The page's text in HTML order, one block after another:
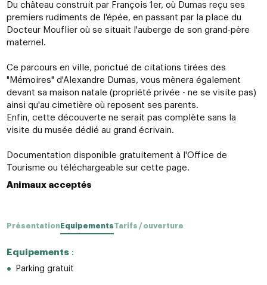
Du château construit par François 1er, où Dumas reçu ses
premiers rudiments de l'épée, en passant par la place du
Docteur Mouflier où se situait l'auberge de son grand-père
maternel.
Ce parcours en ville, ponctué de citations tirées des
"Mémoires" d'Alexandre Dumas, vous mènera également
devant sa maison natale (propriété privée - ne se visite pas)
ainsi qu'au cimetière où reposent ses parents.
Enfin, cette découverte ne serait pas complète sans la
visite du musée dédié au grand écrivain.
Documentation disponible gratuitement à l'Office de
Tourisme ou téléchargeable sur cette page.
Animaux acceptés
PrésentationEquipementsTarifs / ouverture
Equipements:
Parking gratuit